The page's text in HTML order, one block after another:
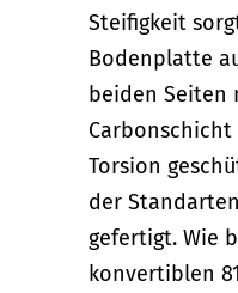
Steifigkeit
Bodenplatte
beiden Seiten
Carbonschicht
Torsion
der
gefertigt. Wie
konvertiblen